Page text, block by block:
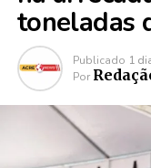
toneladas
Publicado 1
Por